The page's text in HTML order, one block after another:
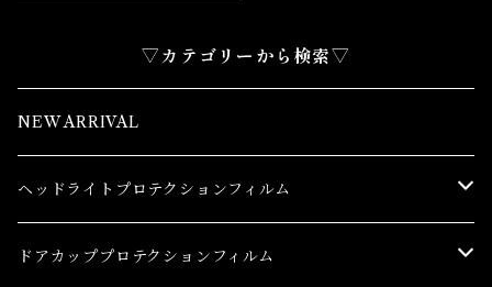
▽カテゴリーから検索▽
NEW ARRIVAL
ヘッドライトプロテクションフィルム
トヨタ
ドアカッププロテクションフィルム